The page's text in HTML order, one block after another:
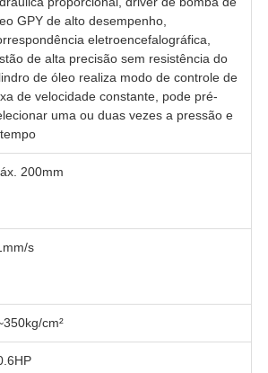
GPY de alto desempenho,
eletroencefalográfica,
de alta precisão sem resistência do
de óleo realiza modo de controle de
de velocidade constante, pode pré-
uma ou duas vezes a pressão e
200mm
s
cm²